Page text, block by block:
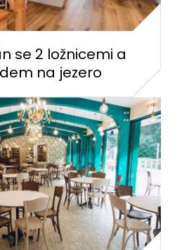
se 2 ložnicemi a
na jezero